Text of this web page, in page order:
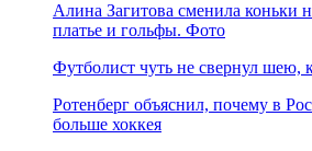
Алина Загитова сменила коньки
платье и гольфы. Фото
Футболист чуть не свернул шею,
Ротенберг объяснил, почему в
больше хоккея